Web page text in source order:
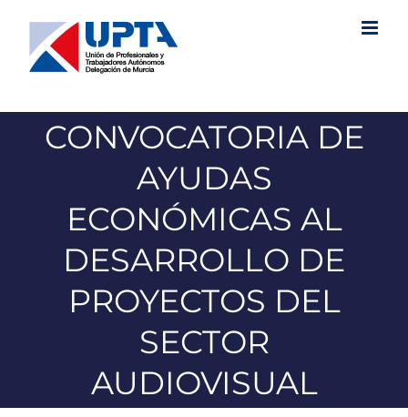
contenido
CONVOCATORIA DE
AYUDAS
ECONÓMICAS AL
DESARROLLO DE
PROYECTOS DEL
SECTOR
AUDIOVISUAL